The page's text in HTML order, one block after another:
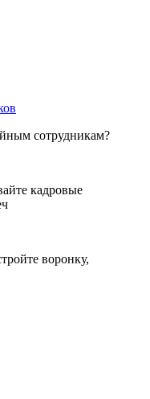
сотрудникам?
кадровые
воронку,